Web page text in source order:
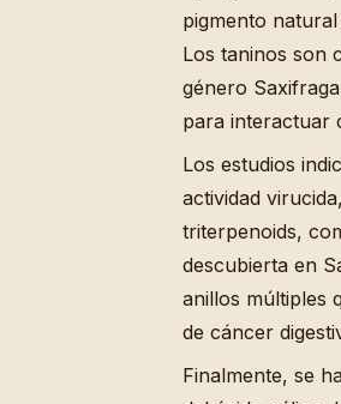
pigmento
Los taninos son
género
para interactuar
Los estudios
actividad
triterpenoids,
descubierta en
anillos múltiples
de cáncer
Finalmente, se